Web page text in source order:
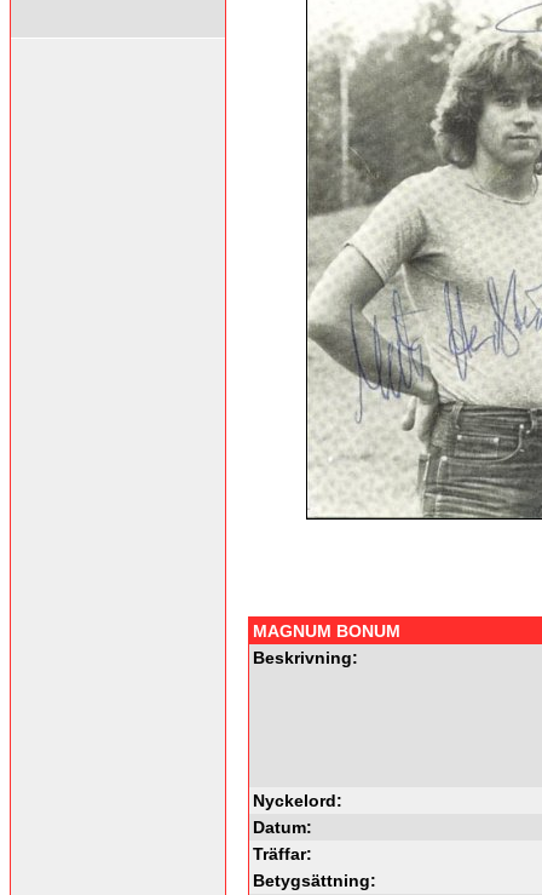
MAGNUM BONUM
Beskrivning:
Nyckelord:
Datum:
Träffar:
Betygsättning: